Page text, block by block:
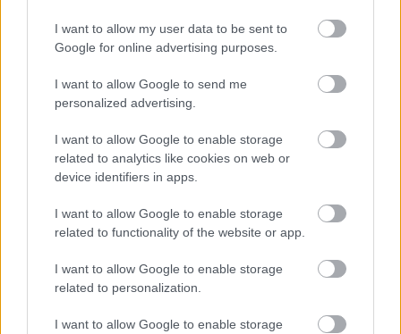
I want to allow my user data to be sent to
Google for online advertising purposes.
I want to allow Google to send me
personalized advertising.
I want to allow Google to enable storage
related to analytics like cookies on web or
device identifiers in apps.
I want to allow Google to enable storage
related to functionality of the website or app.
I want to allow Google to enable storage
related to personalization.
I want to allow Google to enable storage
ELSTARTOLT A MŰVÉSZETEK VÖLGYE